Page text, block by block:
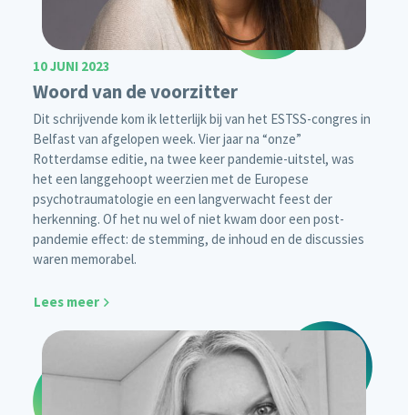
10 JUNI 2023
Woord van de voorzitter
Dit schrijvende kom ik letterlijk bij van het ESTSS-congres in
Belfast van afgelopen week. Vier jaar na “onze”
Rotterdamse editie, na twee keer pandemie-uitstel, was
het een langgehoopt weerzien met de Europese
psychotraumatologie en een langverwacht feest der
herkenning. Of het nu wel of niet kwam door een post-
pandemie effect: de stemming, de inhoud en de discussies
waren memorabel.
Lees meer